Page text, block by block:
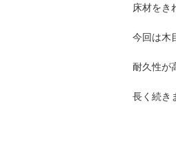
床材をき
今回は木
耐久性が
長く続き